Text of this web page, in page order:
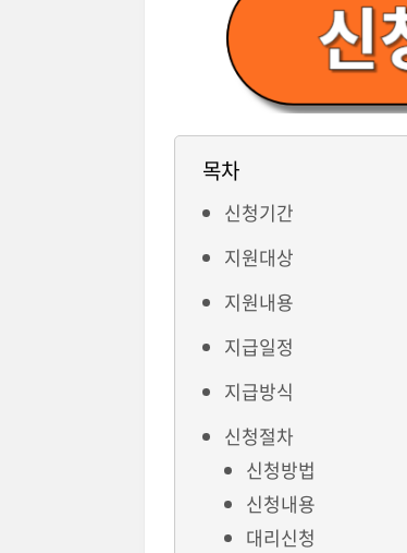
목차
신청기간
지원대상
지원내용
지급일정
지급방식
신청절차
신청방법
신청내용
대리신청